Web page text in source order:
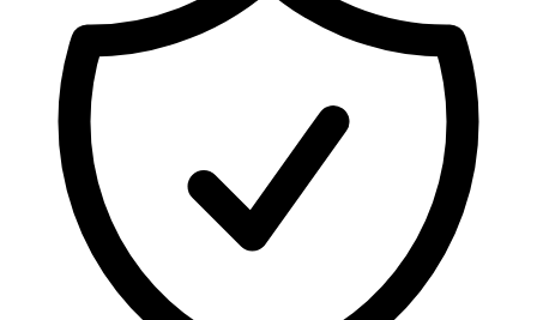
товариства глухих
Підготовка перекладачів
"Сервіс УТОГ"
Атестація
Вінницька область
Волинська область
Дніпропетровська область
Донецька область
Житомирська область
Закарпатська область
Запорізька область
Івано-Франківська область